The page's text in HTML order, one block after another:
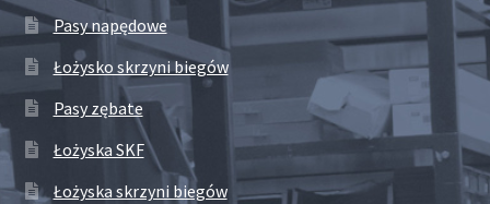
Pasy napędowe
Łożysko skrzyni biegów
Pasy zębate
Łożyska SKF
Łożyska skrzyni biegów